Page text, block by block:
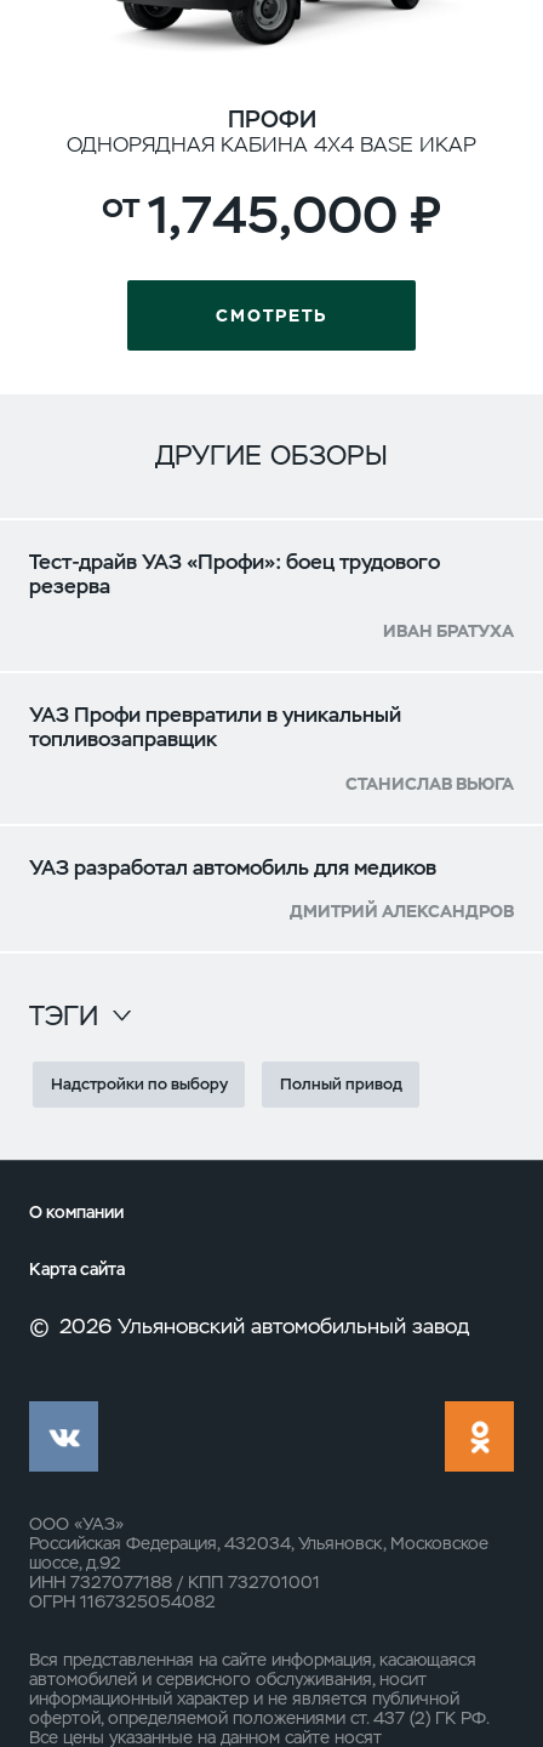
ПРОФИ
ОДНОРЯДНАЯ КАБИНА 4Х4 BASE ИКАР
1,745,000
СМОТРЕТЬ
ДРУГИЕ ОБЗОРЫ
Тест-драйв УАЗ «Профи»: боец трудового
резерва
ИВАН БРАТУХА
УАЗ Профи превратили в уникальный
топливозаправщик
СТАНИСЛАВ ВЬЮГА
УАЗ разработал автомобиль для медиков
ДМИТРИЙ АЛЕКСАНДРОВ
ТЭГИ
Надстройки по выбору Полный привод
О компании
Карта сайта
© 2026 Ульяновский автомобильный завод
ООО «УАЗ»
Российская Федерация, 432034, Ульяновск, Московское
шоссе, д.92
ИНН 7327077188 / КПП 732701001
ОГРН 1167325054082
Вся представленная на сайте информация, касающаяся
автомобилей и сервисного обслуживания, носит
информационный характер и не является публичной
офертой, определяемой положениями ст. 437 (2) ГК РФ.
Все цены указанные на данном сайте носят